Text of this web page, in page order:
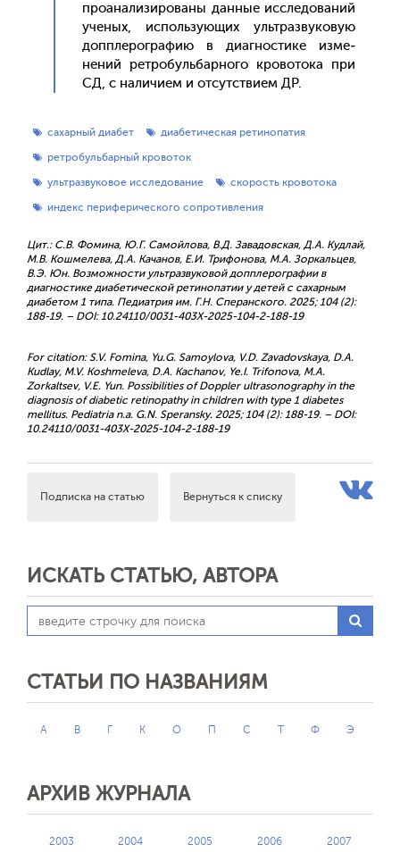
про­ана­лизи­рова­ны дан­ные ис­сле­дова­ний
уче­ных, ис­поль­зу­ющих уль­траз­ву­ковую
доп­пле­рог­ра­фию в ди­аг­ности­ке из­ме­
нений рет­ро­буль­бар­но­го кро­вото­ка при
СД, с на­личи­ем и от­сутс­тви­ем ДР.
сахарный диабет
диабетическая ретинопатия
ретробульбарный кровоток
ультразвуковое исследование
скорость кровотока
индекс периферического сопротивления
Цит.: С.В. Фомина, Ю.Г. Самойлова, В.Д. Завадовская, Д.А. Кудлай,
М.В. Кошмелева, Д.А. Качанов, Е.И. Трифонова, М.А. Зоркальцев,
В.Э. Юн. Возможности ультразвуковой допплерографии в
диагностике диабетической ретинопатии у детей с сахарным
диабетом 1 типа. Педиатрия им. Г.Н. Сперанского. 2025; 104 (2):
188-19. – DOI: 10.24110/0031-403X-2025-104-2-188-19
For citation: S.V. Fomina, Yu.G. Samoylova, V.D. Zavadovskaya, D.A.
Kudlay, M.V. Koshmeleva, D.A. Kachanov, Ye.I. Trifonova, M.A.
Zorkaltsev, V.E. Yun. Possibilities of Doppler ultrasonography in the
diagnosis of diabetic retinopathy in children with type 1 diabetes
mellitus. Pediatria n.a. G.N. Speransky. 2025; 104 (2): 188-19. – DOI:
10.24110/0031-403X-2025-104-2-188-19
Подписка на статью Вернуться к списку
ИСКАТЬ СТАТЬЮ, АВТОРА
СТАТЬИ ПО НАЗВАНИЯМ
А В Г К О П С Т Ф Э
АРХИВ ЖУРНАЛА
2003 2004 2005 2006 2007